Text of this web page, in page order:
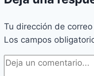
Tu dirección de
Los campos